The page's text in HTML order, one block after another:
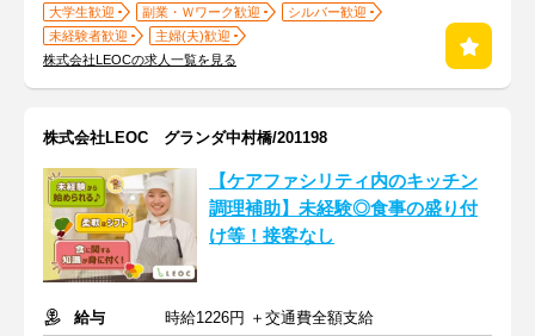
大学生歓迎 副業・Ｗワーク歓迎
シルバー歓迎
未経験者歓迎
主婦(夫)歓迎
株式会社LEOCの求人一覧を見る
株式会社LEOC グランダ中村橋/201198
【ケアファシリティ内のキッチン
調理補助】未経験◎食事の盛り付
け等！接客なし
給与
時給1226円 ＋交通費全額支給